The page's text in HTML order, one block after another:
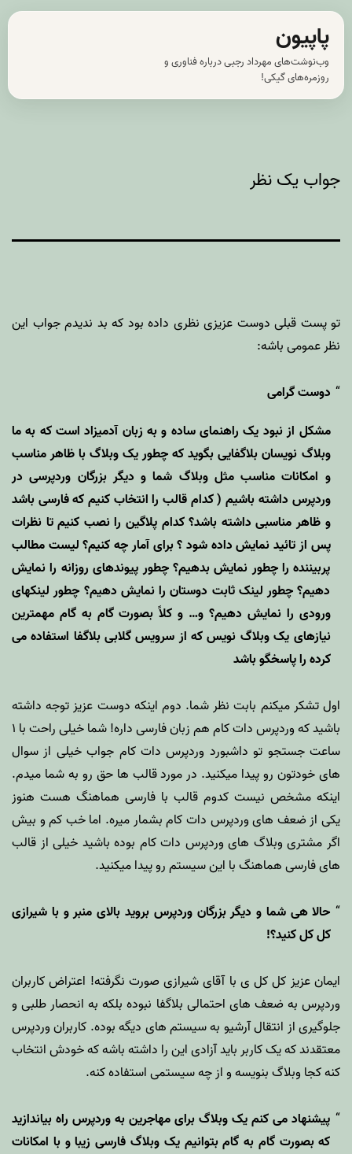
پرش
محتوا
پاپیون
وب‌نوشت‌های مهرداد رجبی درباره فناوری و
روزمره‌های گیکی!
جواب یک نظر
تو پست قبلی دوست عزیزی نظری داده بود که بد ندیدم جواب این
نظر عمومی باشه:
دوست گرامی
مشکل از نبود یک راهنمای ساده و به زبان آدمیزاد است که به ما
وبلاگ نویسان بلاگفایی بگوید که چطور یک وبلاگ با ظاهر مناسب
و امکانات مناسب مثل وبلاگ شما و دیگر بزرگان وردپرسی در
وردپرس داشته باشیم ( کدام قالب را انتخاب کنیم که فارسی باشد
و ظاهر مناسبی داشته باشد؟ کدام پلاگین را نصب کنیم تا نظرات
پس از تائید نمایش داده شود ؟ برای آمار چه کنیم؟ لیست مطالب
پربیننده را چطور نمایش بدهیم؟ چطور پیوندهای روزانه را نمایش
دهیم؟ چطور لینک ثابت دوستان را نمایش دهیم؟ چطور لینکهای
ورودی را نمایش دهیم؟ و… و کلاً بصورت گام به گام مهمترین
نیازهای یک وبلاگ نویس که از سرویس گلابی بلاگفا استفاده می
کرده را پاسخگو باشد
اول تشکر میکنم بابت نظر شما. دوم اینکه دوست عزیز توجه داشته
باشید که وردپرس دات کام هم زبان فارسی داره! شما خیلی راحت با ۱
ساعت جستجو تو داشبورد وردپرس دات کام جواب خیلی از سوال
های خودتون رو پیدا میکنید. در مورد قالب ها حق رو به شما میدم.
اینکه مشخص نیست کدوم قالب با فارسی هماهنگ هست هنوز
یکی از ضعف های وردپرس دات کام بشمار میره. اما خب کم و بیش
اگر مشتری وبلاگ های وردپرس دات کام بوده باشید خیلی از قالب
های فارسی هماهنگ با این سیستم رو پیدا میکنید.
حالا هی شما و دیگر بزرگان وردپرس بروید بالای منبر و با شیرازی
کل کل کنید؟!
ایمان عزیز کل کل ی با آقای شیرازی صورت نگرفته! اعتراض کاربران
وردپرس به ضعف های احتمالی بلاگفا نبوده بلکه به انحصار طلبی و
جلوگیری از انتقال آرشیو به سیستم های دیگه بوده. کاربران وردپرس
معتقدند که یک کاربر باید آزادی این را داشته باشه که خودش انتخاب
کنه کجا وبلاگ بنویسه و از چه سیستمی استفاده کنه.
پیشنهاد می کنم یک وبلاگ برای مهاجرین به وردپرس راه بیاندازید
که بصورت گام به گام بتوانیم یک وبلاگ فارسی زیبا و با امکانات